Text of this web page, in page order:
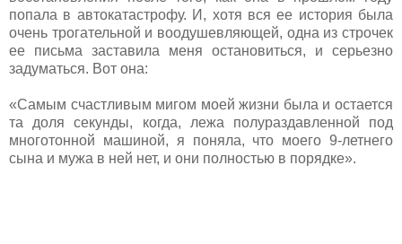
попала в автокатастрофу. И, хотя вся ее история была
очень трогательной и воодушевляющей, одна из строчек
ее письма заставила меня остановиться, и серьезно
задуматься. Вот она:
«Самым счастливым мигом моей жизни была и остается
та доля секунды, когда, лежа полураздавленной под
многотонной машиной, я поняла, что моего 9-летнего
сына и мужа в ней нет, и они полностью в порядке».